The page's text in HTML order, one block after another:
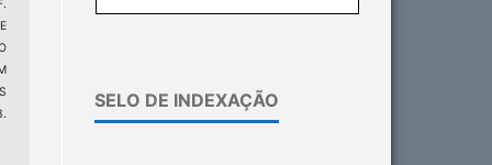
SELO DE INDEXAÇÃO